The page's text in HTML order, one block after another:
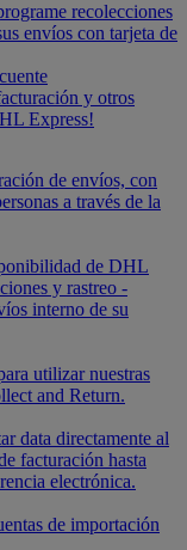
recolecciones
envíos con tarjeta de
y otros
Express!
de envíos, con
a través de la
de DHL
y rastreo -
interno de su
utilizar nuestras
and Return.
data directamente al
facturación hasta
electrónica.
de importación